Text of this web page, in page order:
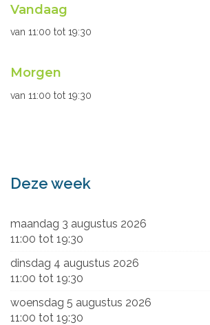
Openingsuren
secretariaat
Vandaag
van 11:00 tot 19:30
Morgen
van 11:00 tot 19:30
Deze week
maandag 3 augustus 2026
11:00 tot 19:30
dinsdag 4 augustus 2026
11:00 tot 19:30
woensdag 5 augustus 2026
11:00 tot 19:30